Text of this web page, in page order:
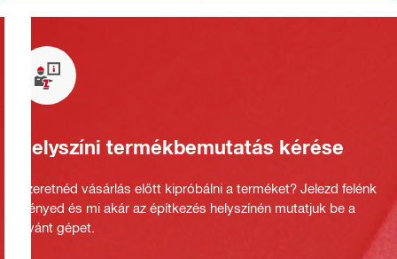
Helyszíni termékbemutatás kérése
Szeretnéd vásárlás előtt kipróbálni a terméket? Jelezd felénk
igényed és mi akár az építkezés helyszínén mutatjuk be a
kívánt gépet.